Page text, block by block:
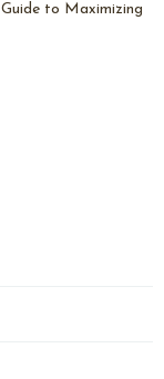
to Maximizing